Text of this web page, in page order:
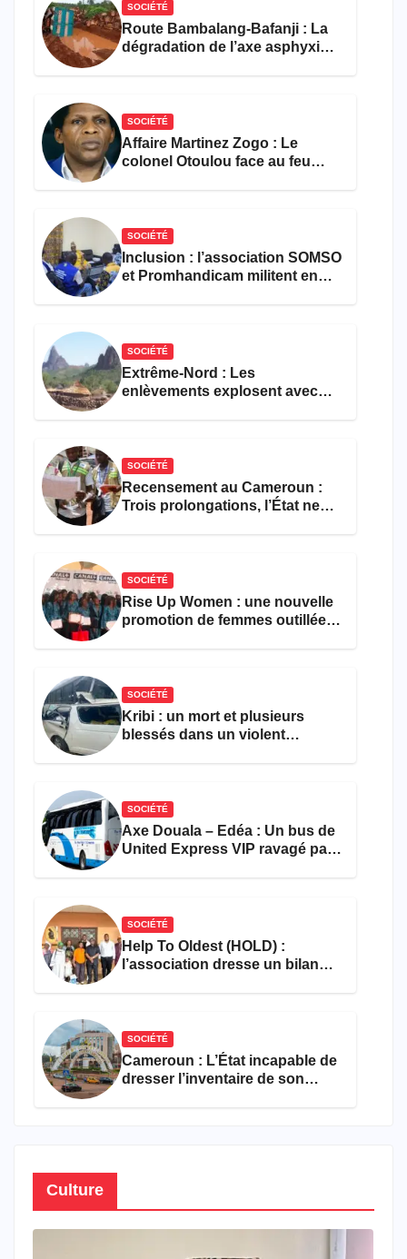
SOCIÉTÉ
Route Bambalang-Bafanji : La
dégradation de l’axe asphyxie
SOCIÉTÉ
Affaire Martinez Zogo : Le
colonel Otoulou face au feu
SOCIÉTÉ
Inclusion : l’association SOMSO
et Promhandicam militent en
SOCIÉTÉ
Extrême-Nord : Les
enlèvements explosent avec
SOCIÉTÉ
Recensement au Cameroun :
Trois prolongations, l’État ne
SOCIÉTÉ
Rise Up Women : une nouvelle
promotion de femmes outillées
SOCIÉTÉ
Kribi : un mort et plusieurs
blessés dans un violent
SOCIÉTÉ
Axe Douala – Edéa : Un bus de
United Express VIP ravagé par
SOCIÉTÉ
Help To Oldest (HOLD) :
l’association dresse un bilan
SOCIÉTÉ
Cameroun : L’État incapable de
dresser l’inventaire de son
Culture